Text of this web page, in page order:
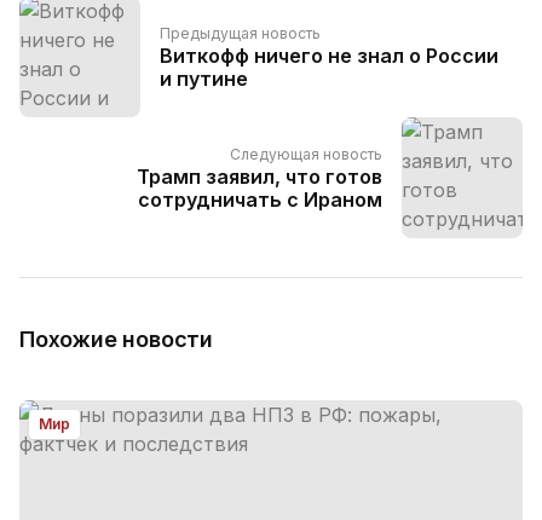
Предыдущая новость
Виткофф ничего не знал о России
и путине
Следующая новость
Трамп заявил, что готов
сотрудничать с Ираном
Похожие новости
Мир